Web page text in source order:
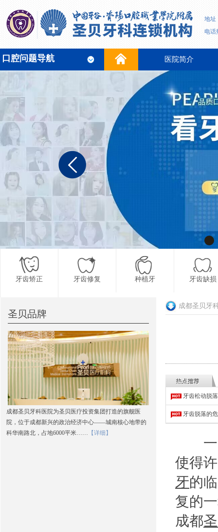
地址
电话
口腔问题导航 医院简介
牙齿矫正 牙齿修复 种植牙 牙齿缺损
更多项目
成都圣贝牙
牙齿松动脱
牙齿脱落的
一口
使得
牙的
复的
成都
圣贝品牌
成都圣贝牙科医院为圣贝医疗投资集团打造的旗舰医
院，位于成都新兴的政治经济中心——城南核心地带的
科华南路北，占地6000平米…… 【详细】